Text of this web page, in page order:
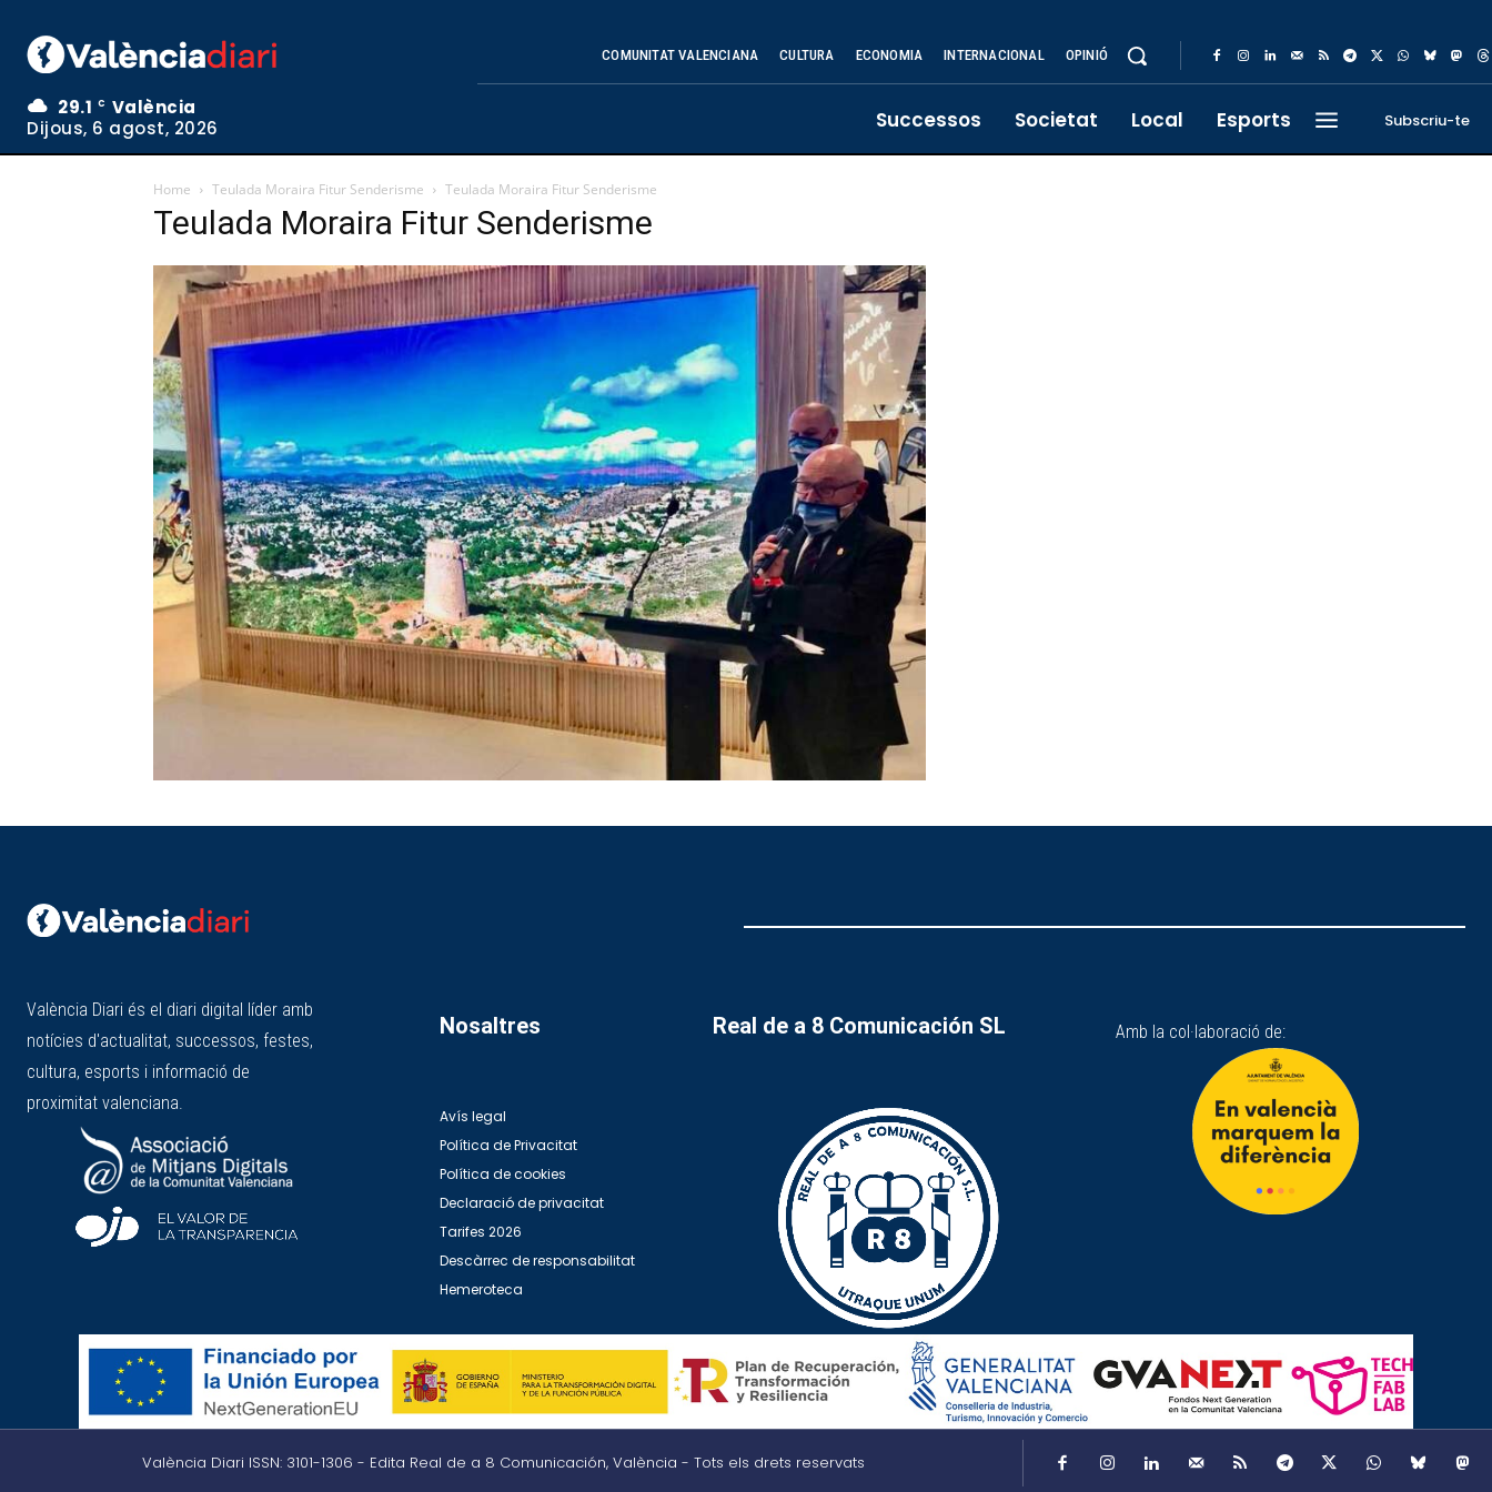
29.1 C
València
Dijous, 6 agost, 2026
COMUNITAT VALENCIANA CULTURA ECONOMIA INTERNACIONAL OPINIÓ
Successos Societat Local Esports Subscriu-te
Home Teulada Moraira Fitur Senderisme Teulada Moraira Fitur Senderisme
Teulada Moraira Fitur Senderisme
València Diari és el diari digital líder amb
notícies d'actualitat, successos, festes,
cultura, esports i informació de
proximitat valenciana.
Nosaltres
Avís legal
Política de Privacitat
Política de cookies
Declaració de privacitat
Tarifes 2026
Descàrrec de responsabilitat
Hemeroteca
Real de a 8 Comunicación SL Amb la col·laboració de:
València Diari ISSN: 3101-1306 - Edita Real de a 8 Comunicación, València - Tots els drets reservats